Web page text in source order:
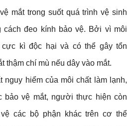
mắt trong suốt quá trình vệ sinh
cách đeo kính bảo vệ. Bởi vì môi
cực kì độc hại và có thể gây tổn
thậm chí mù nếu dây vào mắt.
nguy hiểm của môi chất làm lạnh,
bảo vệ mắt, người thực hiện còn
các bộ phận khác trên cơ thể